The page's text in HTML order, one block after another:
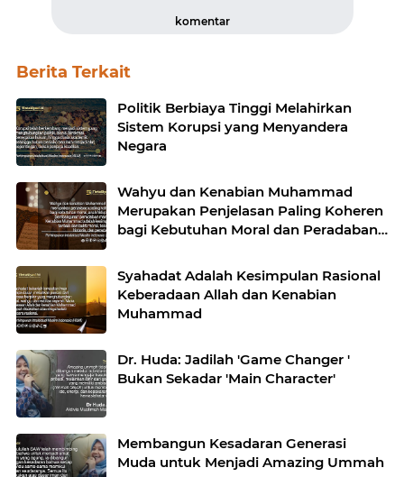
komentar
Berita Terkait
Politik Berbiaya Tinggi Melahirkan
Sistem Korupsi yang Menyandera
Negara
Wahyu dan Kenabian Muhammad
Merupakan Penjelasan Paling Koheren
bagi Kebutuhan Moral dan Peradaban
Syahadat Adalah Kesimpulan Rasional
Keberadaan Allah dan Kenabian
Muhammad
Dr. Huda: Jadilah 'Game Changer '
Bukan Sekadar 'Main Character'
Membangun Kesadaran Generasi
Muda untuk Menjadi Amazing Ummah